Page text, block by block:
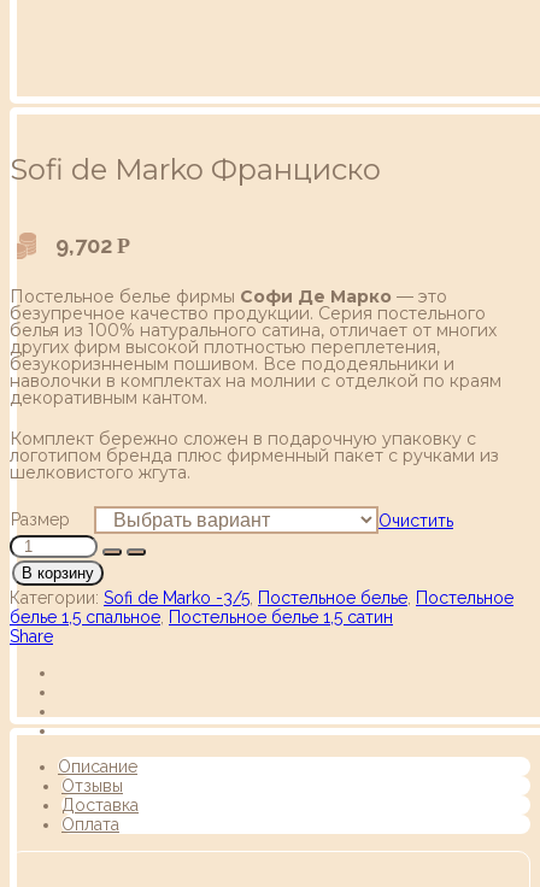
Sofi de Marko Франциско
9,702 Р
Постельное белье фирмы Софи Де Марко — это
безупречное качество продукции. Серия постельного
белья из 100% натурального сатина, отличает от многих
других фирм высокой плотностью переплетения,
безукоризнненым пошивом. Все пододеяльники и
наволочки в комплектах на молнии с отделкой по краям
декоративным кантом.
Комплект бережно сложен в подарочную упаковку с
логотипом бренда плюс фирменный пакет с ручками из
шелковистого жгута.
Размер Очистить
В корзину
Категории: Sofi de Marko -3/5 Постельное белье Постельное
белье 1,5 спальное Постельное белье 1,5 сатин
Share
Описание
Отзывы
Доставка
Оплата